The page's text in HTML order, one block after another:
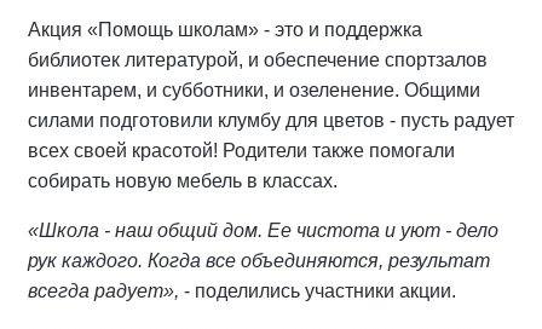
Акция «Помощь школам» - это и поддержка
библиотек литературой, и обеспечение спортзалов
инвентарем, и субботники, и озеленение. Общими
силами подготовили клумбу для цветов - пусть радует
всех своей красотой! Родители также помогали
собирать новую мебель в классах.
«Школа - наш общий дом. Ее чистота и уют - дело
рук каждого. Когда все объединяются, результат
всегда радует», - поделились участники акции.